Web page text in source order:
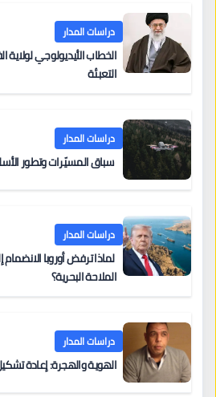
دراسات المدار
الخطاب الأيديولوجي لولاية
التعبئة
دراسات المدار
سباق المسيّرات وتطور
دراسات المدار
لماذا ترفض أوروبا
الملاحة البحرية؟
دراسات المدار
الهوية والهجرة: إعادة